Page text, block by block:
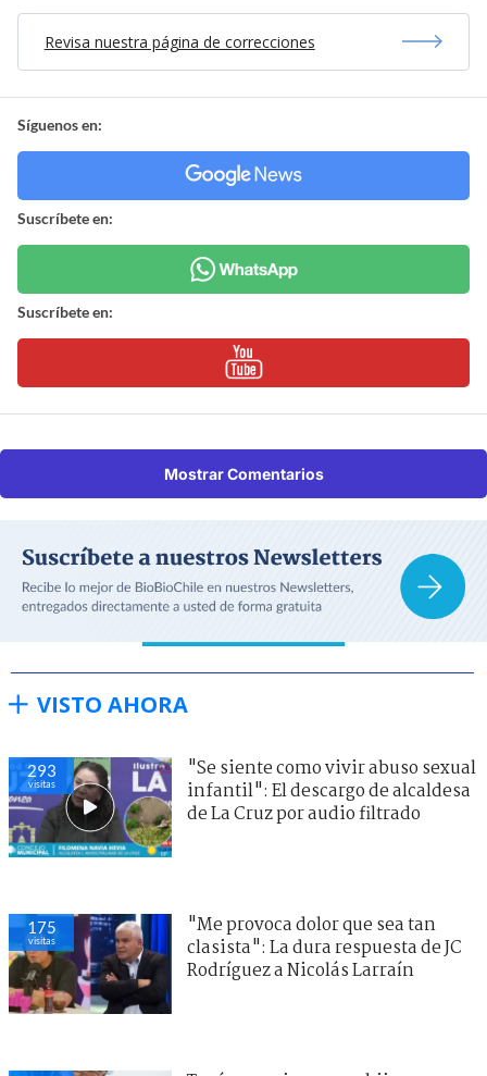
Revisa nuestra página de correcciones
Síguenos en:
Suscríbete en:
Suscríbete en:
Mostrar Comentarios
VISTO AHORA
293
visitas
"Se siente como vivir abuso sexual
infantil": El descargo de alcaldesa
de La Cruz por audio filtrado
175
visitas
"Me provoca dolor que sea tan
clasista": La dura respuesta de JC
Rodríguez a Nicolás Larraín